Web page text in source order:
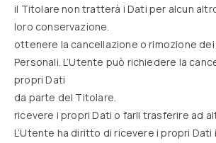
il Titolare non tratterà i Dati per alcun
loro conservazione.
ottenere la cancellazione o rimozione
Personali. L’Utente può richiedere la
propri Dati
da parte del Titolare.
ricevere i propri Dati o farli trasferire ad
L’Utente ha diritto di ricevere i propri Dati